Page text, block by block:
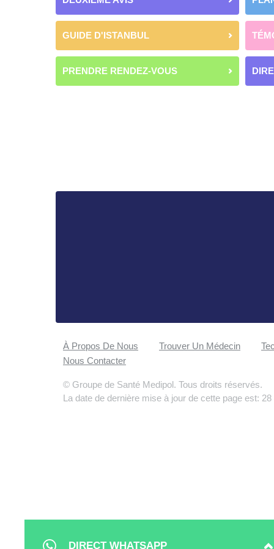
GUIDE D'ISTANBUL
PRENDRE RENDEZ-VOUS
À Propos De Nous Trouver Un Médecin
Nous Contacter
© Groupe de Santé Medipol. Tous droits réservés.
La date de dernière mise à jour de cette page est:
DIRECT WHATSAPP